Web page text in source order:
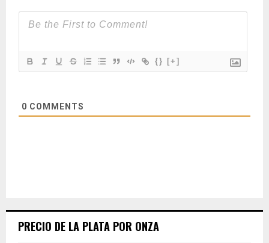
{} [+]
0 COMMENTS
PRECIO DE LA PLATA POR ONZA